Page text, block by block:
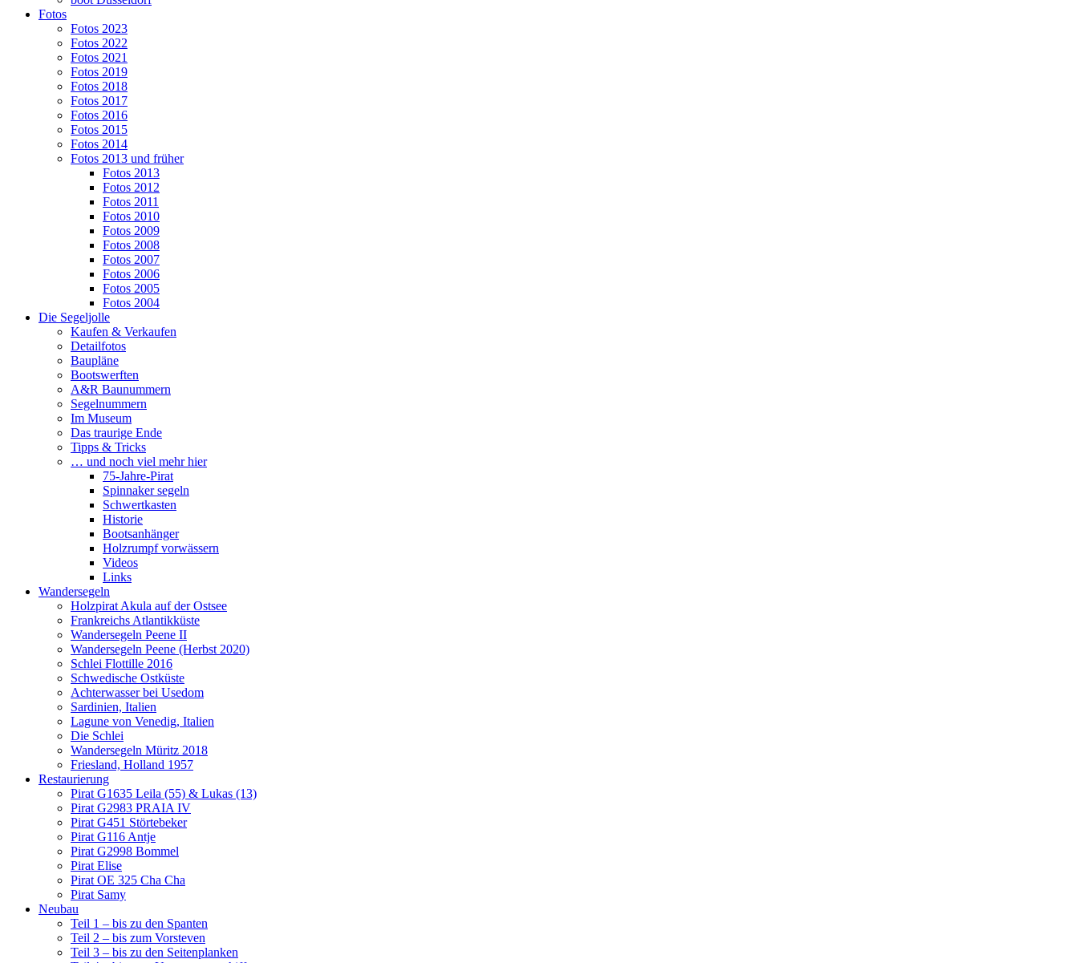
Fotos
Fotos 2023
Fotos 2022
Fotos 2021
Fotos 2019
Fotos 2018
Fotos 2017
Fotos 2016
Fotos 2015
Fotos 2014
Fotos 2013 und früher
Fotos 2013
Fotos 2012
Fotos 2011
Fotos 2010
Fotos 2009
Fotos 2008
Fotos 2007
Fotos 2006
Fotos 2005
Fotos 2004
Die Segeljolle
Kaufen & Verkaufen
Detailfotos
Baupläne
Bootswerften
A&R Baunummern
Segelnummern
Im Museum
Das traurige Ende
Tipps & Tricks
… und noch viel mehr hier
75-Jahre-Pirat
Spinnaker segeln
Schwertkasten
Historie
Bootsanhänger
Holzrumpf vorwässern
Videos
Links
Wandersegeln
Holzpirat Akula auf der Ostsee
Frankreichs Atlantikküste
Wandersegeln Peene II
Wandersegeln Peene (Herbst 2020)
Schlei Flottille 2016
Schwedische Ostküste
Achterwasser bei Usedom
Sardinien, Italien
Lagune von Venedig, Italien
Die Schlei
Wandersegeln Müritz 2018
Friesland, Holland 1957
Restaurierung
Pirat G1635 Leila (55) & Lukas (13)
Pirat G2983 PRAIA IV
Pirat G451 Störtebeker
Pirat G116 Antje
Pirat G2998 Bommel
Pirat Elise
Pirat OE 325 Cha Cha
Pirat Samy
Neubau
Teil 1 – bis zu den Spanten
Teil 2 – bis zum Vorsteven
Teil 3 – bis zu den Seitenplanken